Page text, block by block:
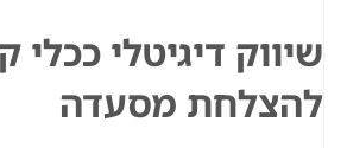
שיווק דיגיטלי ככלי
להצלחת מסעדה